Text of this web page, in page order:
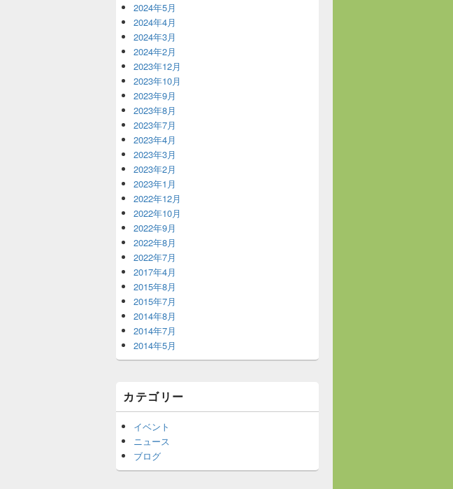
2024年5月
2024年4月
2024年3月
2024年2月
2023年12月
2023年10月
2023年9月
2023年8月
2023年7月
2023年4月
2023年3月
2023年2月
2023年1月
2022年12月
2022年10月
2022年9月
2022年8月
2022年7月
2017年4月
2015年8月
2015年7月
2014年8月
2014年7月
2014年5月
カテゴリー
イベント
ニュース
ブログ